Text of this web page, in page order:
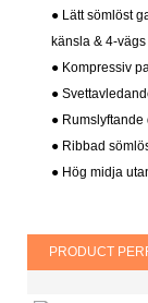
● Lätt sömlöst
känsla & 4-vägs
● Kompressiv
●
● Rumslyftande
● Ribbad
● Hög midja
PRODUCT